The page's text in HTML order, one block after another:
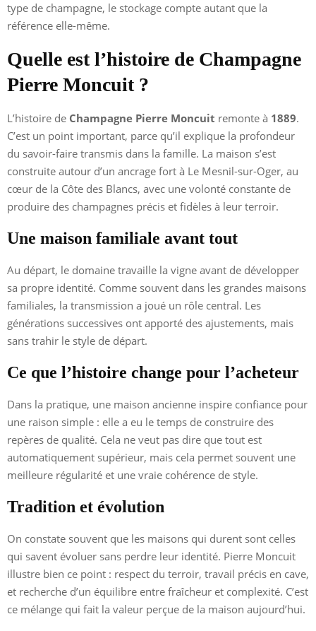
type de champagne, le stockage compte autant que la
référence elle-même.
Quelle est l’histoire de Champagne
Pierre Moncuit ?
L’histoire de Champagne Pierre Moncuit remonte à 1889.
C’est un point important, parce qu’il explique la profondeur
du savoir-faire transmis dans la famille. La maison s’est
construite autour d’un ancrage fort à Le Mesnil-sur-Oger, au
cœur de la Côte des Blancs, avec une volonté constante de
produire des champagnes précis et fidèles à leur terroir.
Une maison familiale avant tout
Au départ, le domaine travaille la vigne avant de développer
sa propre identité. Comme souvent dans les grandes maisons
familiales, la transmission a joué un rôle central. Les
générations successives ont apporté des ajustements, mais
sans trahir le style de départ.
Ce que l’histoire change pour l’acheteur
Dans la pratique, une maison ancienne inspire confiance pour
une raison simple : elle a eu le temps de construire des
repères de qualité. Cela ne veut pas dire que tout est
automatiquement supérieur, mais cela permet souvent une
meilleure régularité et une vraie cohérence de style.
Tradition et évolution
On constate souvent que les maisons qui durent sont celles
qui savent évoluer sans perdre leur identité. Pierre Moncuit
illustre bien ce point : respect du terroir, travail précis en cave,
et recherche d’un équilibre entre fraîcheur et complexité. C’est
ce mélange qui fait la valeur perçue de la maison aujourd’hui.